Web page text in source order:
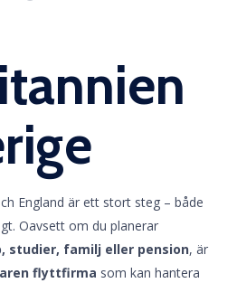
England är ett stort steg – både
Oavsett om du planerar
studier, familj eller pension, är
flyttfirma som kan hantera